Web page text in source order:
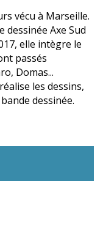
vécu à Marseille.
dessinée Axe Sud
elle intègre le
passés
Domas...
les dessins,
dessinée.